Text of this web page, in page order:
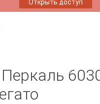
Открыть доступ